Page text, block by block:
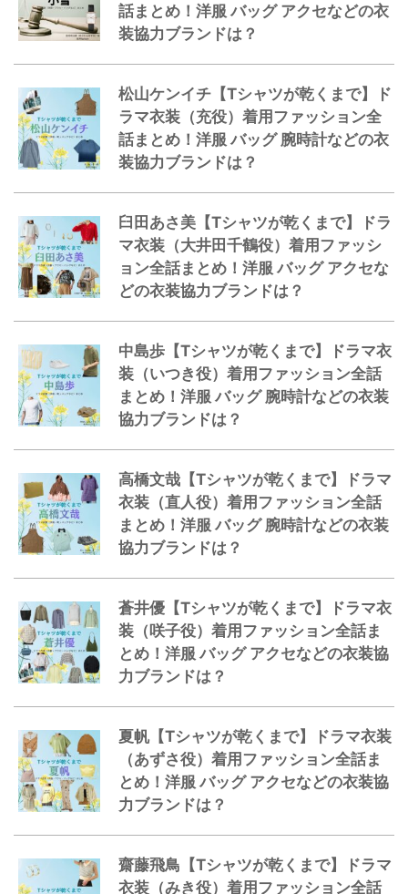
話まとめ！洋服 バッグ アクセなどの衣
装協力ブランドは？
松山ケンイチ【Tシャツが乾くまで】ド
ラマ衣装（充役）着用ファッション全
話まとめ！洋服 バッグ 腕時計などの衣
装協力ブランドは？
臼田あさ美【Tシャツが乾くまで】ドラ
マ衣装（大井田千鶴役）着用ファッシ
ョン全話まとめ！洋服 バッグ アクセな
どの衣装協力ブランドは？
中島歩【Tシャツが乾くまで】ドラマ衣
装（いつき役）着用ファッション全話
まとめ！洋服 バッグ 腕時計などの衣装
協力ブランドは？
高橋文哉【Tシャツが乾くまで】ドラマ
衣装（直人役）着用ファッション全話
まとめ！洋服 バッグ 腕時計などの衣装
協力ブランドは？
蒼井優【Tシャツが乾くまで】ドラマ衣
装（咲子役）着用ファッション全話ま
とめ！洋服 バッグ アクセなどの衣装協
力ブランドは？
夏帆【Tシャツが乾くまで】ドラマ衣装
（あずさ役）着用ファッション全話ま
とめ！洋服 バッグ アクセなどの衣装協
力ブランドは？
齋藤飛鳥【Tシャツが乾くまで】ドラマ
衣装（みき役）着用ファッション全話